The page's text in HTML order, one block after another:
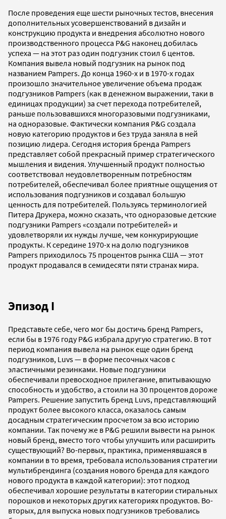
После проведения еще шести рыночных тестов, внесения
дополнительных усовершенствований в дизайн и
конструкцию продукта и внедрения абсолютно нового
производственного процесса P&G наконец добилась
успеха — на этот раз один подгузник стоил 6 центов.
Компания вывела новый подгузник на рынок под
названием Pampers. До конца 1960-х и в 1970-х годах
произошло значительное увеличение объема продаж
подгузников Pampers (как в денежном выражении, таки в
единицах продукции) за счет перехода потребителей,
раньше пользовавшихся многоразовыми подгузниками,
на одноразовые. Фактически компания P&G создала
новую категорию продуктов и без труда заняла в ней
позицию лидера. Сегодня история бренда Pampers
представляет собой прекрасный пример стратегического
мышления и видения. Улучшенный продукт полностью
соответствовал неудовлетворенным потребностям
потребителей, обеспечивал более приятные ощущения от
использования подгузников и создавал большую
ценность для потребителей. Пользуясь терминологией
Питера Друкера, можно сказать, что одноразовые детские
подгузники Pampers «создали потребителей» и
удовлетворяли их нужды лучше, чем конкурирующие
продукты. К середине 1970-х на долю подгузников
Pampers приходилось 75 процентов рынка США — этот
продукт продавался в семидесяти пяти странах мира.
Эпизод I
Представьте себе, чего мог бы достичь бренд Pampers,
если бы в 1976 году P&G избрала другую стратегию. В тот
период компания вывела на рынок еще один бренд
подгузников, Luvs — в форме песочных часов с
эластичными резинками. Новые подгузники
обеспечивали превосходное прилегание, впитывающую
способность и удобство, а стоили на 30 процентов дороже
Pampers. Решение запустить бренд Luvs, представляющий
продукт более высокого класса, оказалось самым
досадным стратегическим просчетом за всю историю
компании. Так почему же в P&G решили вывести на рынок
новый бренд, вместо того чтобы улучшить или расширить
существующий? Во-первых, практика, применявшаяся в
компании в то время, требовала использования стратегии
мультибрендинга (создания нового бренда для каждого
нового продукта в каждой категории): этот подход
обеспечивал хорошие результаты в категории стиральных
порошков и некоторых других категориях продуктов. Во-
вторых, для выпуска новых подгузников требовались